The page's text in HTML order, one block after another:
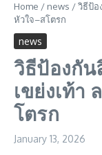
Home / news /วิธีป้อ
หัวใจ–สโตรก
news
วิธีป้องกัน
เขย่งเท้า
โตรก
January 13, 2026